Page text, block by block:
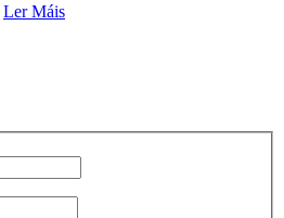
Ler Máis